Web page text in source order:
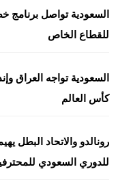
السعودية تواصل برنامج
للقطاع الخاص
السعودية تواجه العراق
كأس العالم
رونالدو والاتحاد البطل
للدوري السعودي